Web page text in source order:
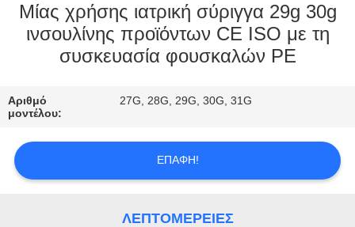
ΠΟΙΟΤΙΚΌΣ
ΈΛΕΓΧΟΣ
ΜΑΣ
ΣΕ
ΕΠΑΦΉ
Μίας χρήσης ιατρική σύριγγα 29g 30g
ινσουλίνης προϊόντων CE ISO με τη
συσκευασία φουσκαλών PE
Αριθμό
μοντέλου:
27G, 28G, 29G, 30G, 31G
ΕΠΑΦΉ!
ΛΕΠΤΟΜΈΡΕΙΕΣ